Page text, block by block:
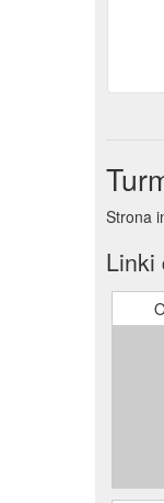
Strona
Linki